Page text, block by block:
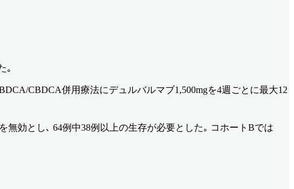
｡
CBDCA併用療法にデュルバルマブ1,500mgを4週ごとに最大12
無効とし､ 64例中38例以上の生存が必要とした｡ コホートBでは